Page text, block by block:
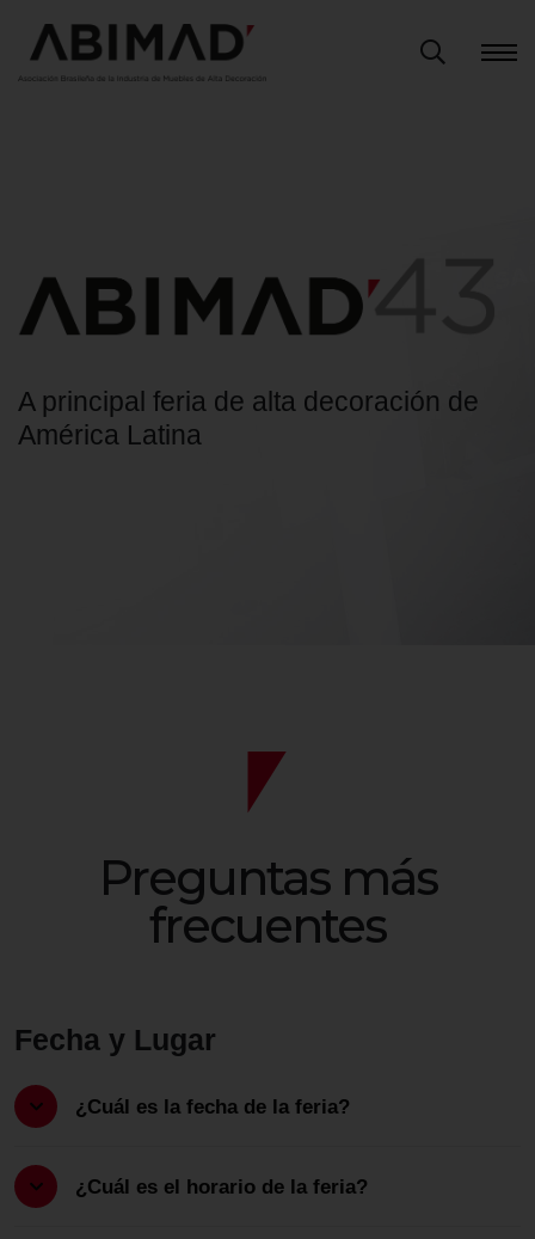
A principal feria de alta decoración de
América Latina
Preguntasmás
frecuentes
Fecha y Lugar
¿Cuál es la fecha de la feria?
¿Cuál es el horario de la feria?